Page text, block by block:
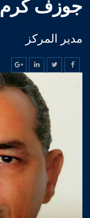
جوزف كرم
مدير المركز